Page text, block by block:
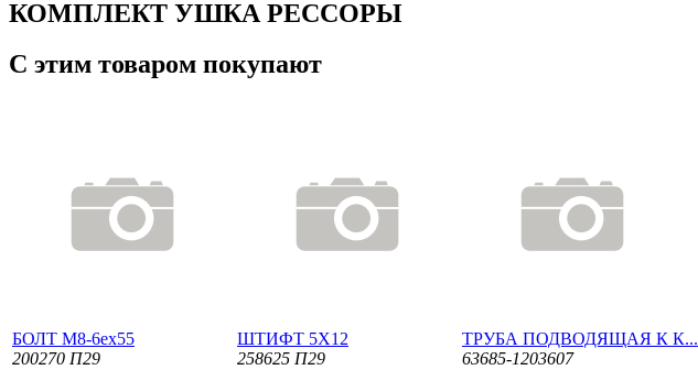
КОМПЛЕКТ УШКА РЕССОРЫ
С этим товаром покупают
БОЛТ М8-6ех55
200270 П29
ШТИФТ 5X12
258625 П29
ТРУБА ПОДВОДЯЩАЯ К К...
63685-1203607